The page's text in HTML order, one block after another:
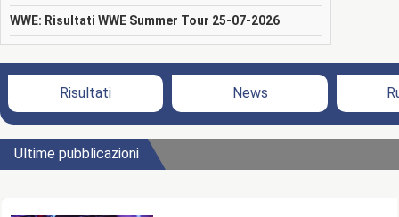
WWE: Risultati WWE Summer Tour 25-07-2026
Risultati News
Ultime pubblicazioni